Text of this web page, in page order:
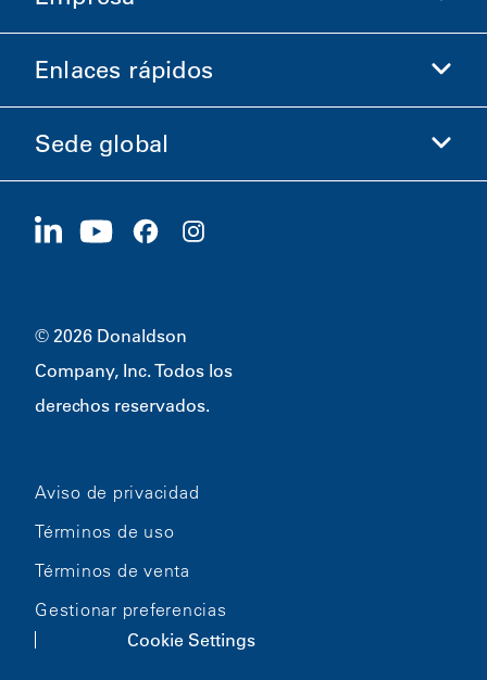
Información de la empresa
Carreras
Enlaces rápidos
Inversionistas
Sostenibilidad
Sede global
1400 W 94th Street
© 2026 Donaldson
Company, Inc. Todos los
derechos reservados.
Aviso de privacidad
Términos de uso
Términos de venta
Gestionar preferencias
Cookie Settings